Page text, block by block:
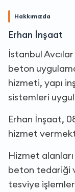
Hakkımızda
Erhan İnşaat
İstanbul
beton
hizmeti, yapı
sistemleri
Erhan İnşaat,
hizmet
Hizmet
beton tedariği
tesviye